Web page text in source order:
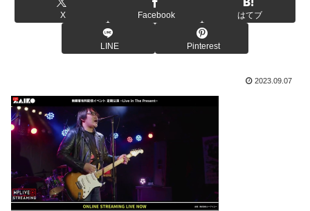
X Facebook はてブ
LINE Pinterest
2023.09.07